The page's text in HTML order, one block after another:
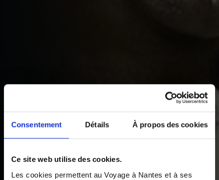
Consentement Détails À propos des cookies
Ce site web utilise des cookies.
Les cookies permettent au Voyage à Nantes et à ses